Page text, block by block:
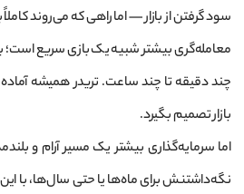
سود گرفتن از بازار — اما راهی که می‌روند
معامله‌گری بیشتر شبیه یک بازی سریع است؛
چند دقیقه تا چند ساعت. تریدر همیشه
بازار تصمیم بگیرد.
اما سرمایه‌گذاری بیشتر یک مسیر آرام و
نگه‌داشتنش برای ماه‌ها یا حتی سال‌ها، با